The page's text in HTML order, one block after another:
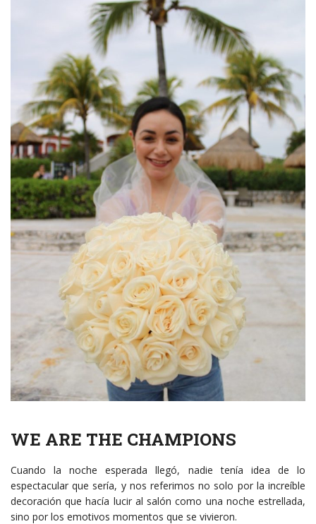
WE ARE THE CHAMPIONS
Cuando la noche esperada llegó, nadie tenía idea de lo
espectacular que sería, y nos referimos no solo por la increíble
decoración que hacía lucir al salón como una noche estrellada,
sino por los emotivos momentos que se vivieron.